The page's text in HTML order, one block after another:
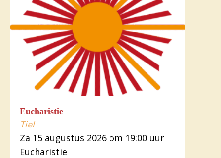
Eucharistie
Tiel
Za 15 augustus 2026 om 19:00 uur
Eucharistie